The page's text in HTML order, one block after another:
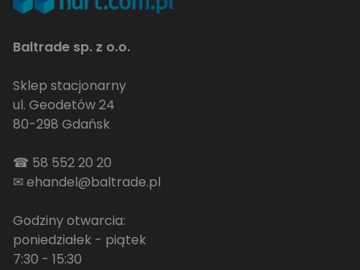
Baltrade sp. z o.o.
Sklep stacjonarny
ul. Geodetów 24
80-298 Gdańsk
☎ 58 552 20 20
✉ehandel@baltrade.pl
Godziny otwarcia:
poniedziałek - piątek
7:30 - 15:30